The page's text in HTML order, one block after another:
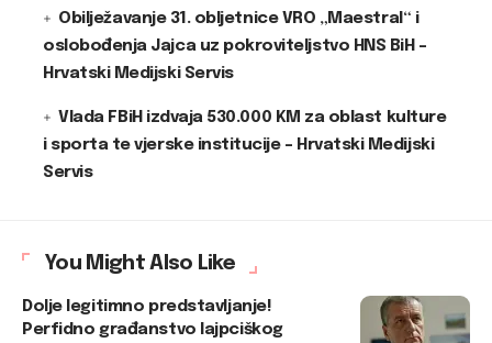
Obilježavanje 31. obljetnice VRO „Maestral“ i
oslobođenja Jajca uz pokroviteljstvo HNS BiH –
Hrvatski Medijski Servis
Vlada FBiH izdvaja 530.000 KM za oblast kulture
i sporta te vjerske institucije – Hrvatski Medijski
Servis
You Might Also Like
Dolje legitimno predstavljanje!
Perfidno građanstvo lajpciškog